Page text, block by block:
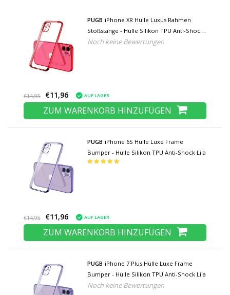
PUGB iPhone XR Hülle Luxus Rahmen
Stoßstange - Hülle Silikon TPU Anti-Shock
Rot
Noch keine Bewertungen
€14,95 €11,96 AUF LAGER
ZUM WARENKORB HINZUFÜGEN
PUGB iPhone 6S Hülle Luxe Frame
Bumper - Hülle Silikon TPU Anti-Shock Lila
€14,95 €11,96 AUF LAGER
ZUM WARENKORB HINZUFÜGEN
PUGB iPhone 7 Plus Hülle Luxe Frame
Bumper - Hülle Silikon TPU Anti-Shock Lila
Noch keine Bewertungen